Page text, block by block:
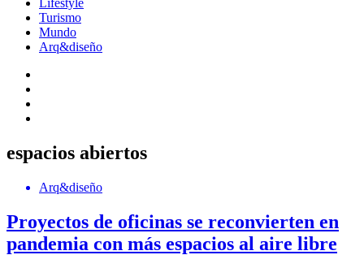
Turismo
Mundo
Arq&diseño
espacios abiertos
Arq&diseño
Proyectos de oficinas se reconvierten en
pandemia con más espacios al aire libre